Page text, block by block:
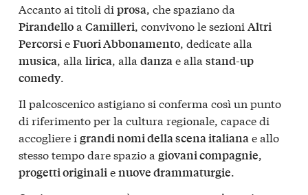
Accanto ai titoli di prosa, che spaziano da
Pirandelloa Camilleri, convivono le sezioni Altri
PercorsieFuori Abbonamento, dedicate alla
musica, alla lirica, alla danzae alla stand-up
comedy.
Il palcoscenico astigiano si conferma così un punto
di riferimento per la cultura regionale, capace di
accogliere i grandi nomi della scena italianae allo
stesso tempo dare spazio a giovani compagnie,
progetti originalienuove drammaturgie.